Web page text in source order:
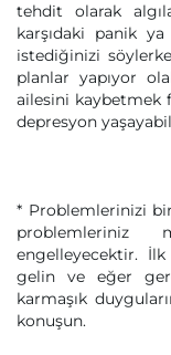
tehdit olarak
karşıdaki panik
istediğinizi
planlar yapıyor
ailesini kaybetmek
depresyon
* Problemlerinizi
problemleriniz
engelleyecektir.
gelin ve eğer
karmaşık
konuşun.